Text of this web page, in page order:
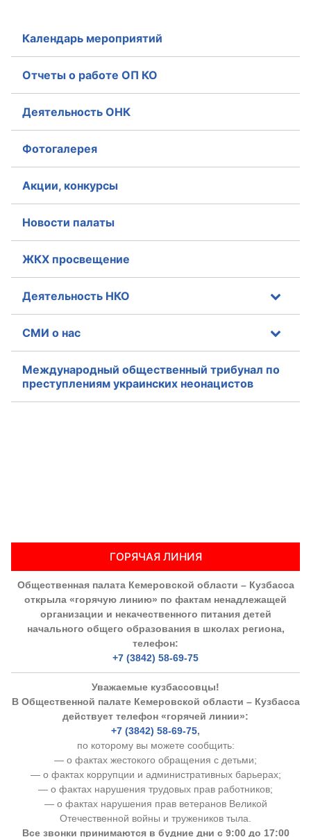
Регламент ОП КО
Кодекс этики ОП КО
Положения
Соглашения
Порядок работы ЦОН
УСТАВ ГКУ “АППАРАТ ОП КО”
Доходы руководителя за 2024 г.
Календарь мероприятий
Отчеты о работе ОП КО
Деятельность ОНК
Фотогалерея
Акции, конкурсы
Новости палаты
ЖКХ просвещение
Деятельность НКО
СМИ о нас
Международный общественный трибунал по
преступлениям украинских неонацистов
ГОРЯЧАЯ ЛИНИЯ
Общественная палата Кемеровской области – Кузбасса
открыла «горячую линию» по фактам ненадлежащей
организации и некачественного питания детей
начального общего образования в школах региона,
телефон:
+7 (3842) 58-69-75
Уважаемые кузбассовцы!
В Общественной палате Кемеровской области – Кузбасса
действует телефон «горячей линии»:
+7 (3842) 58-69-75,
по которому вы можете сообщить:
— о фактах жестокого обращения с детьми;
— о фактах коррупции и административных барьерах;
— о фактах нарушения трудовых прав работников;
— о фактах нарушения прав ветеранов Великой
Отечественной войны и тружеников тыла.
Все звонки принимаются в будние дни с 9:00 до 17:00